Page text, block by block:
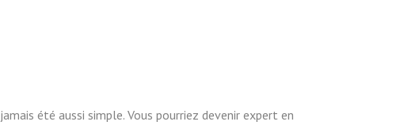
été aussi simple. Vous pourriez devenir expert en